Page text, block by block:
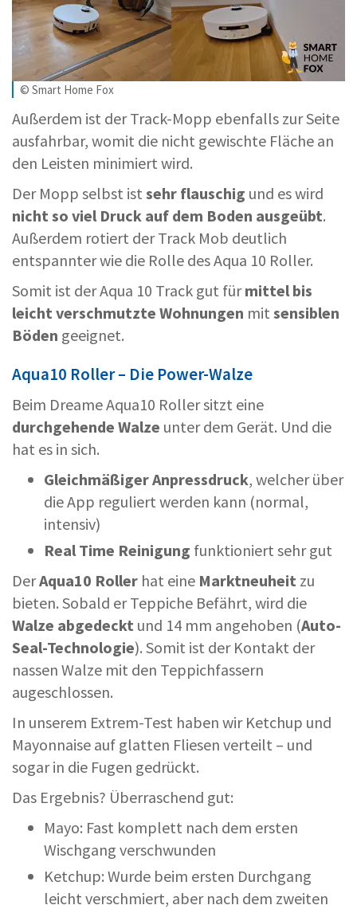
© Smart Home Fox
Außerdem ist der Track-Mopp ebenfalls zur Seite
ausfahrbar, womit die nicht gewischte Fläche an
den Leisten minimiert wird.
Der Mopp selbst ist sehr flauschig und es wird
nicht so viel Druck auf dem Boden ausgeübt.
Außerdem rotiert der Track Mob deutlich
entspannter wie die Rolle des Aqua 10 Roller.
Somit ist der Aqua 10 Track gut fürmittel bis
leicht verschmutzte Wohnungen mit sensiblen
Böden geeignet.
Aqua10 Roller – Die Power-Walze
Beim Dreame Aqua10 Roller sitzt eine
durchgehende Walze unter dem Gerät. Und die
hat es in sich.
Gleichmäßiger Anpressdruck, welcher über
die App reguliert werden kann (normal,
intensiv)
Real Time Reinigung funktioniert sehr gut
DerAqua10 Roller hat eine Marktneuheit zu
bieten. Sobald er Teppiche Befährt, wird die
Walze abgedeckt und 14 mm angehoben (Auto-
Seal-Technologie). Somit ist der Kontakt der
nassen Walze mit den Teppichfassern
augeschlossen.
In unserem Extrem-Test haben wir Ketchup und
Mayonnaise auf glatten Fliesen verteilt – und
sogar in die Fugen gedrückt.
Das Ergebnis? Überraschend gut:
Mayo: Fast komplett nach dem ersten
Wischgang verschwunden
Ketchup: Wurde beim ersten Durchgang
leicht verschmiert, aber nach dem zweiten